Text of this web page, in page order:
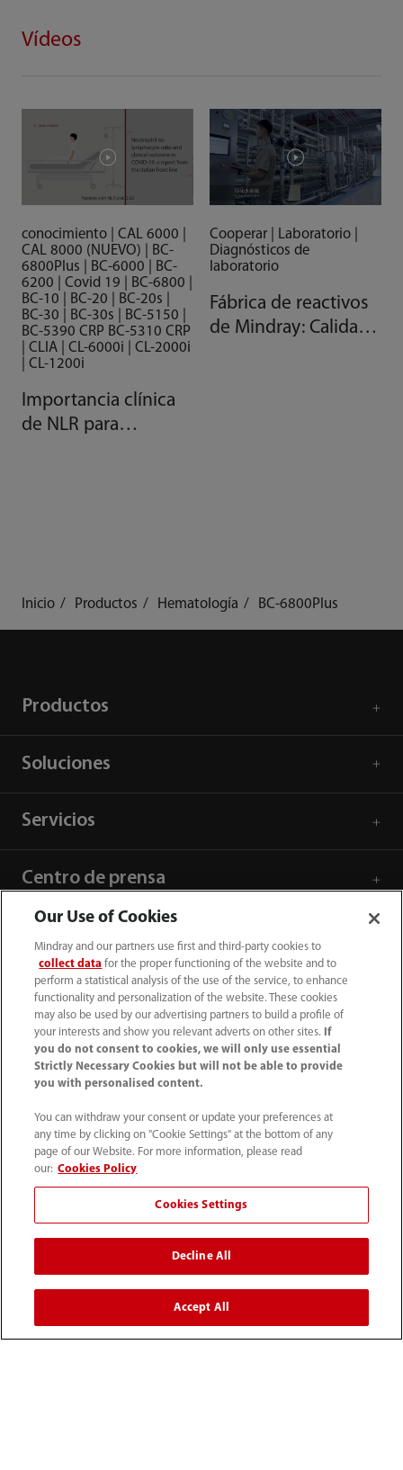
Vídeos
conocimiento | CAL 6000 |
CAL 8000 (NUEVO) | BC-
6800Plus | BC-6000 | BC-
6200 | Covid 19 | BC-6800 |
BC-10 | BC-20 | BC-20s |
BC-30 | BC-30s | BC-5150 |
BC-5390 CRP BC-5310 CRP
| CLIA | CL-6000i | CL-2000i
| CL-1200i
Importancia clínica
de NLR para
Cooperar | Laboratorio |
Diagnósticos de
laboratorio
Fábrica de reactivos
de Mindray: Calidad
Inicio Productos Hematología BC-6800Plus
Productos
Soluciones
Servicios
Centro de prensa
Acerca de Mindray
Información de contacto
52 55 5661 9450
intl-market@mindray.com
Our Use of Cookies
Mindray and our partners use first and third-party cookies to
collect data for the proper functioning of the website and to
perform a statistical analysis of the use of the service, to enhance
functionality and personalization of the website. These cookies
may also be used by our advertising partners to build a profile of
your interests and show you relevant adverts on other sites.
If
you do not consent to cookies, we will only use essential
Strictly Necessary Cookies but will not be able to provide
you with personalised content.
You can withdraw your consent or update your preferences at
any time by clicking on "Cookie Settings" at the bottom of any
page of our Website. For more information, please read
our: Cookies Policy
Cookies Settings
Decline All
Accept All